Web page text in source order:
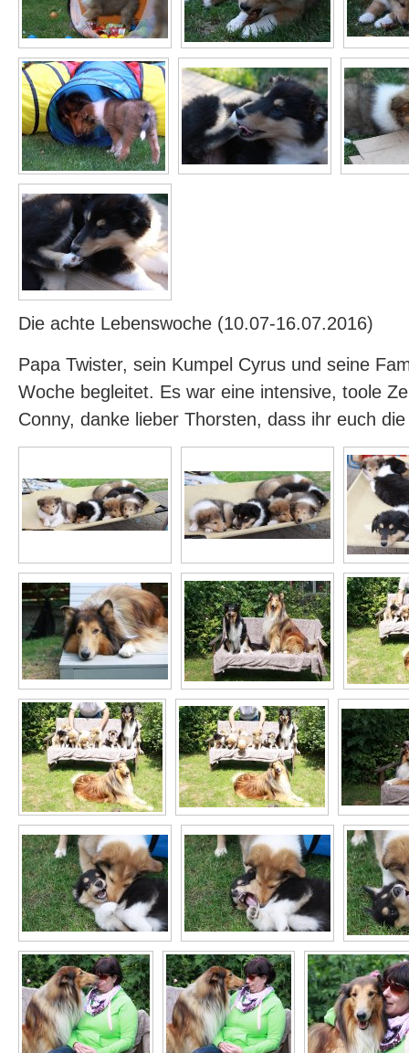
Die achte Lebenswoche (10.07-16.07.2016)
Papa Twister, sein Kumpel Cyrus und seine
Woche begleitet. Es war eine intensive, toole
Conny, danke lieber Thorsten, dass ihr euch